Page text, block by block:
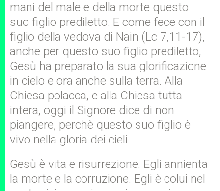
mani del male e della morte questo
suo figlio prediletto. E come fece con il
figlio della vedova di Nain (Lc 7,11-17),
anche per questo suo figlio prediletto,
Gesù ha preparato la sua glorificazione
in cielo e ora anche sulla terra. Alla
Chiesa polacca, e alla Chiesa tutta
intera, oggi il Signore dice di non
piangere, perchè questo suo figlio è
vivo nella gloria dei cieli.
Gesù è vita e risurrezione. Egli annienta
la morte e la corruzione. Egli è colui nel